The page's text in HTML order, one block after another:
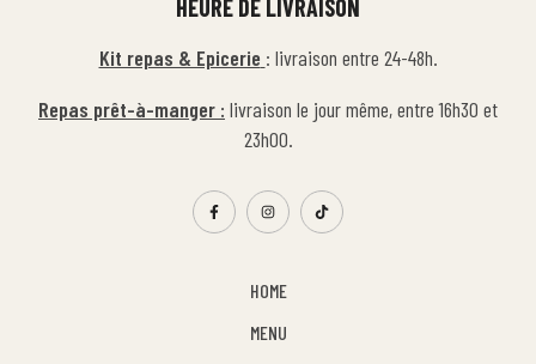
HOME
MENU
HEURE DE LIVRAISON
Kit repas & Epicerie : livraison entre 24-48h.
Repas prêt-à-manger : livraison le jour même, entre 16h30 et
23h00.